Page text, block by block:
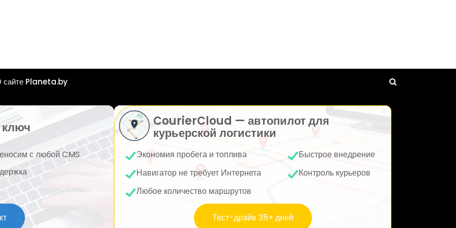
сайте Planeta.by
с любой CMS
CourierCloud — автопилот для
курьерской логистики
Экономия пробега и топлива
Быстрое внедрение
Навигатор не требует Интернета
Контроль курьеров
Любое количество маршрутов
Тест-драйв 35+ дней